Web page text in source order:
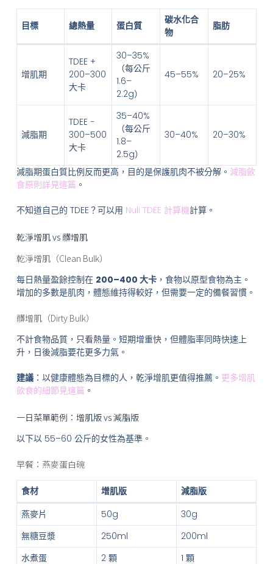
目標 總熱量 蛋白質
碳水化合
物
脂肪
增肌期
TDEE +
200–300
大卡
30–35%
（每公斤
1.6–
2.2g）
45–55% 20–25%
減脂期
TDEE −
300–500
大卡
35–40%
（每公斤
1.8–
2.5g）
30–40% 20–30%
減脂期蛋白質比例反而更高，目的是保護肌肉不被分解。 減脂飲
食原則詳見這篇。
不知道自己的 TDEE？可以用 Nuli TDEE 計算機計算。
乾淨增肌 vs 髒增肌
乾淨增肌（Clean Bulk）
每日熱量盈餘控制在 200–400 大卡，食物以原型食物為主。
增加的多數是肌肉，體態維持得較好，但需要一定的備餐習慣。
髒增肌（Dirty Bulk）
不計食物品質，只看熱量。短期增重快，但體脂率同時快速上
升，日後減脂要花更多力氣。
建議：以健康體態為目標的人，乾淨增肌更值得推薦。 更多增肌
飲食的細節見這篇。
一日菜單範例：增肌版 vs 減脂版
以下以 55–60 公斤的女性為基準。
早餐：燕麥蛋白碗
食材 增肌版
減脂版
燕麥片
50g
30g
無糖豆漿
250ml
200ml
水煮蛋
2 顆 1 顆